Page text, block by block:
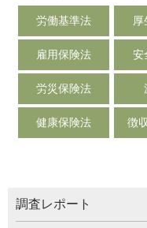
労働基準法
雇用保険法 安
労災保険法
健康保険法 徴
調査レポート